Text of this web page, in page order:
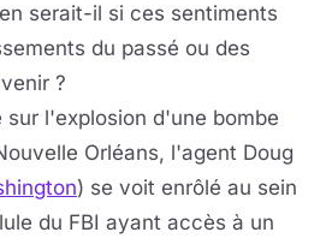
serait-il si ces sentiments
du passé ou des
?
l'explosion d'une bombe
Orléans, l'agent Doug
) se voit enrôlé au sein
du FBI ayant accès à un